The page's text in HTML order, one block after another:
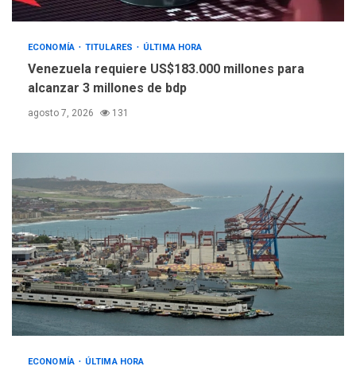
4
INTERNACIONALES
ÚLTIMA HORA
España impone controles
fronterizos a Italia
ECONOMÍA TITULARES ÚLTIMA HORA
Venezuela requiere US$183.000 millones para
alcanzar 3 millones de bdp
agosto 7, 2026 131
ECONOMÍA ÚLTIMA HORA